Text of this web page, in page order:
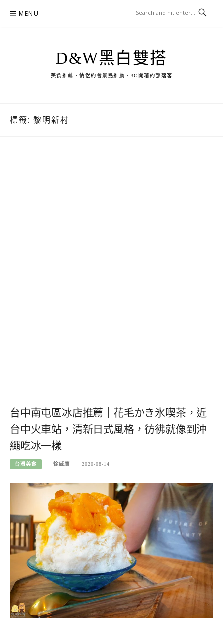
MENU
D&W黑白雙搭
美食推薦、情侶約會景點推薦、3C開箱的部落客
標籤: 黎明新村
台中南屯區冰店推薦｜花毛かき氷喫茶，近
台中火車站，清新日式風格，彷彿就像到沖
繩吃冰一樣
台灣美食 徐威廉 2020-08-14